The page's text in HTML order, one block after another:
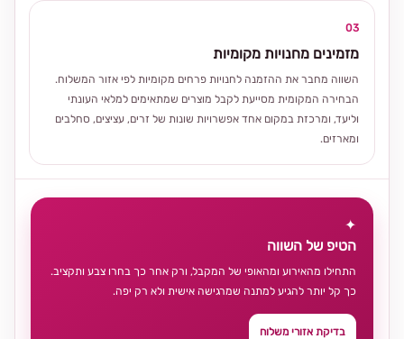
03
מזמינים מחנויות מקומיות
השווה מחבר את ההזמנה לחנויות פרחים מקומיות לפי אזור המשלוח.
הבחירה המקומית מסייעת לקבל מוצרים שמתאימים למלאי העונתי
וליעד, ומרכזת במקום אחד אפשרויות שונות של זרים, עציצים, סחלבים
ומארזים.
✦
הטיפ של השווה
התחילו מהאירוע ומהאופי של המקבל, ורק אחר כך בחרו צבע ותקציב.
כך קל יותר להגיע למתנה שמרגישה אישית ולא רק יפה.
בדיקת אזורי משלוח